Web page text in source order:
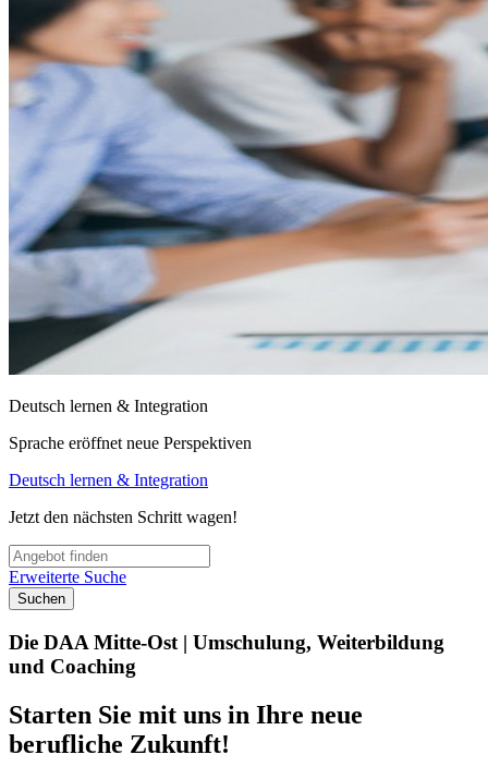
Deutsch lernen & Integration
Sprache eröffnet neue Perspektiven
Deutsch lernen & Integration
Jetzt den nächsten Schritt wagen!
Erweiterte Suche
Suchen
Die DAA Mitte-Ost | Umschulung, Weiterbildung
und Coaching
Starten Sie mit uns in Ihre neue
berufliche Zukunft!